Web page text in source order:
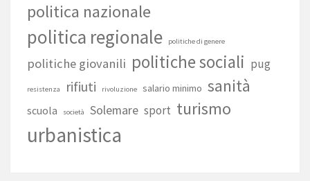
politica nazionale
politica regionale politiche di genere
politiche giovanili politiche sociali pug
resistenza rifiuti rivoluzione salario minimo sanità
scuola società Solemare sport turismo
urbanistica